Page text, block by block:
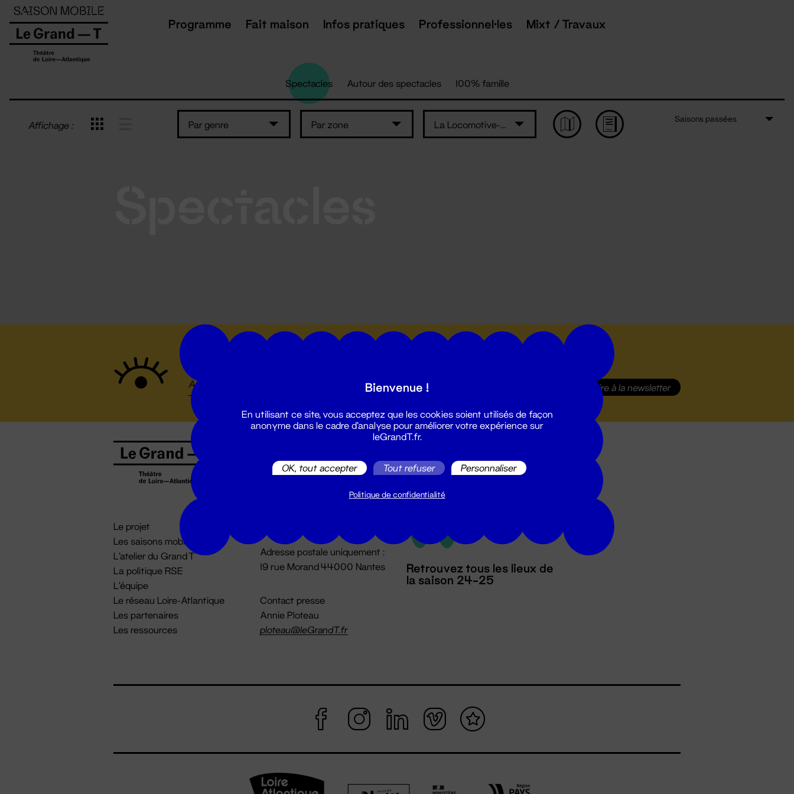
Programme Fait maison Infos pratiques Professionnel·les Mixt / Travaux
Spectacles Autour des spectacles 100% famille
Affichage : Par genre Par zone La Locomotive-maison de quartier Erdre..
Saisons passées
S'inscrire à la newsletter
Le projet
Les saisons mobiles
L'atelier du Grand T
La politique RSE
L'équipe
Le réseau Loire-Atlantique
Les partenaires
Les ressources
02 51 88 25 25
billetterie@leGrandT.fr
Du lundi au vendredi 14h → 18h
Adresse postale uniquement :
19 rue Morand 44000 Nantes
Contact presse
Annie Ploteau
ploteau@leGrandT.fr
Retrouvez tous les lieux de
la saison 24-25
Panneau de gestion des cookies
Bienvenue !
En utilisant ce site, vous acceptez que les cookies soient utilisés de façon
anonyme dans le cadre d'analyse pour améliorer votre expérience sur
leGrandT.fr.
OK, tout accepter Tout refuser Personnaliser
Politique de confidentialité